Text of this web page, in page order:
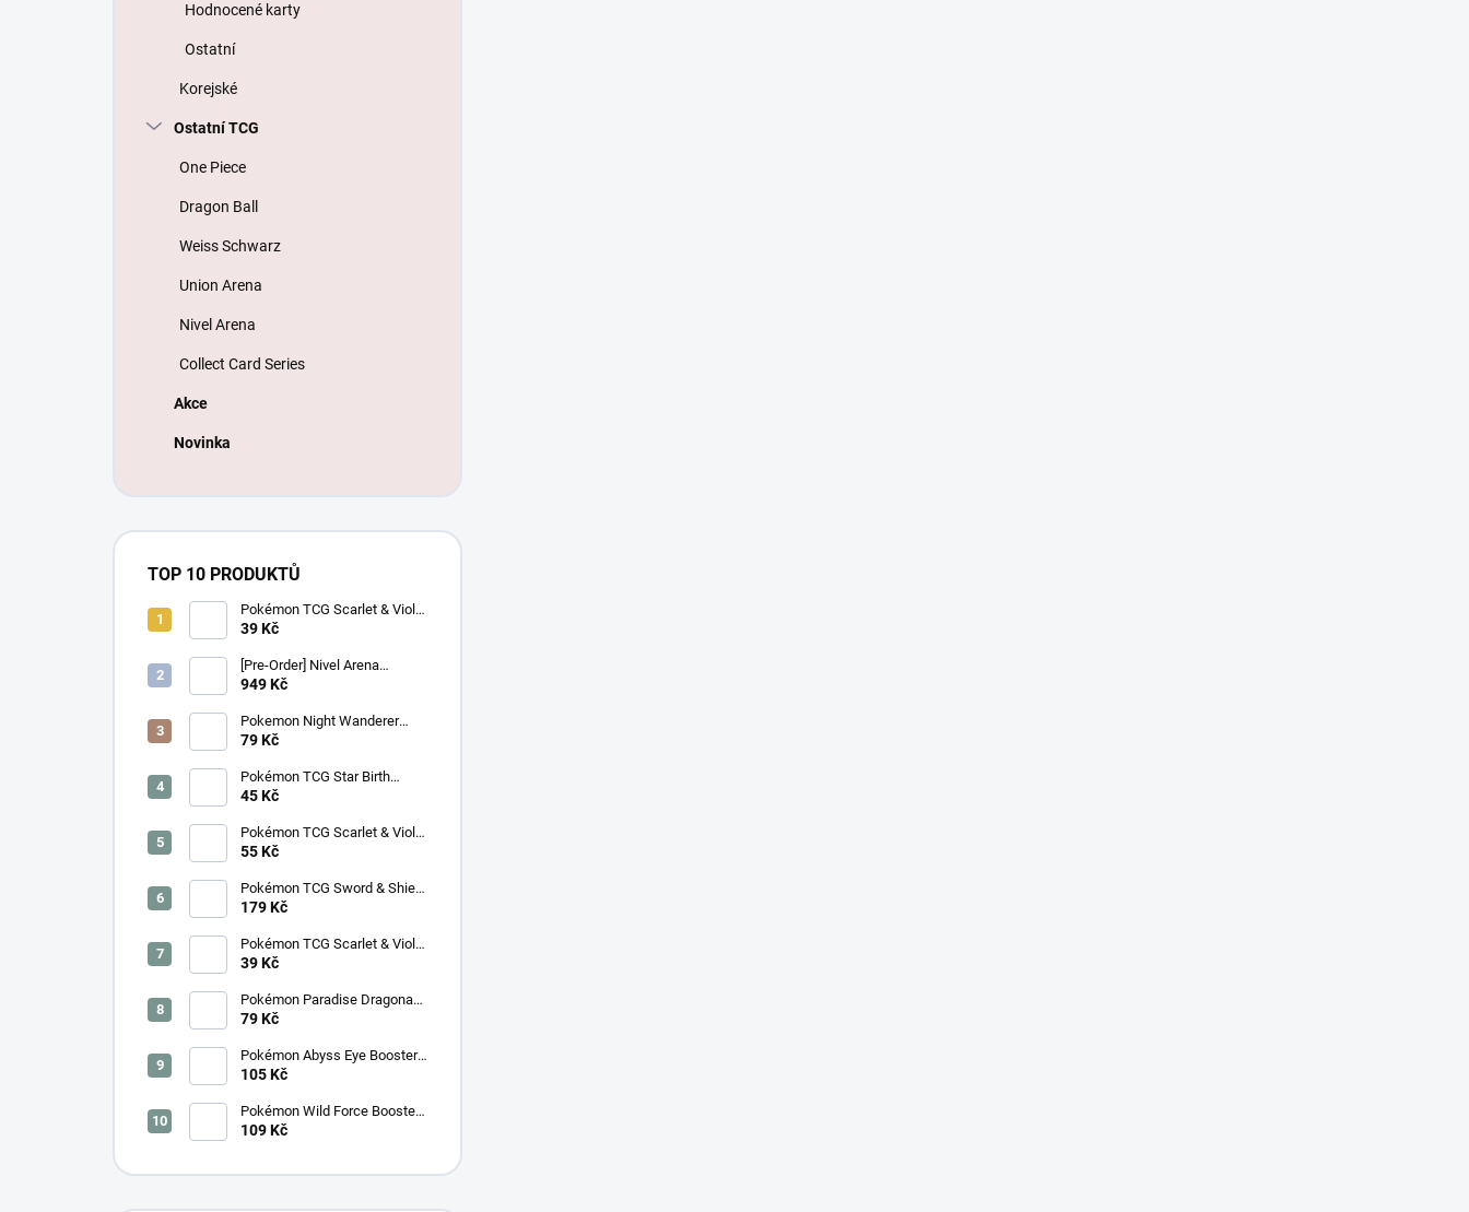
Hodnocené karty
Ostatní
Korejské
Ostatní TCG
One Piece
Dragon Ball
Weiss Schwarz
Union Arena
Nivel Arena
Collect Card Series
Akce
Novinka
TOP 10 PRODUKTŮ
Pokémon TCG Scarlet & Violet
Battle Partners Booster –
39 Kč
[Pre-Order] Nivel Arena
Goddess of Victory NIKKE
Box - Korejský
949 Kč
Pokemon Night Wanderer
Booster (sv6a) - Japonský
79 Kč
Pokémon TCG Star Birth
Booster – Korejský
45 Kč
Pokémon TCG Scarlet & Violet
Surging Sparks Booster –
55 Kč
Pokémon TCG Sword & Shield
Eevee Heroes Booster –
179 Kč
Pokémon TCG Scarlet & Violet
Night Wanderer Booster –
39 Kč
Pokémon Paradise Dragona
Booster (SV7a) – Japonský
79 Kč
Pokémon Abyss Eye Booster
(M5) – Japonský
105 Kč
Pokémon Wild Force Booster
(sv5k) – Japonský
109 Kč